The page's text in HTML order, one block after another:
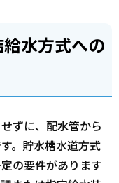
水方式への
ずに、配水管から
。貯水槽水道方式
の要件があります